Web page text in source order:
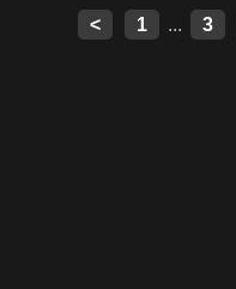
< 1 ... 3